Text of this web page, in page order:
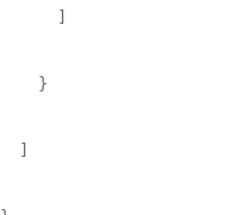
]
}
]